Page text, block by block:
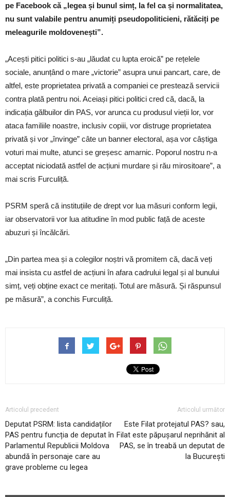
pe Facebook că „legea și bunul simț, la fel ca și normalitatea,
nu sunt valabile pentru anumiți pseudopoliticieni, rătăciți pe
meleagurile moldovenești”.
„Acești pitici politici s-au „lăudat cu lupta eroică” pe rețelele
sociale, anunțând o mare „victorie” asupra unui pancart, care, de
altfel, este proprietatea privată a companiei ce prestează servicii
contra plată pentru noi. Aceiași pitici politici cred că, dacă, la
indicația gălbuilor din PAS, vor arunca cu produsul vieții lor, vor
ataca familiile noastre, inclusiv copiii, vor distruge proprietatea
privată și vor „învinge” câte un banner electoral, așa vor câștiga
voturi mai multe, atunci se greșesc amarnic. Poporul nostru n-a
acceptat niciodată astfel de acțiuni murdare și rău mirositoare”, a
mai scris Furculiță.
PSRM speră că instituțiile de drept vor lua măsuri conform legii,
iar observatorii vor lua atitudine în mod public față de aceste
abuzuri și încălcări.
„Din partea mea și a colegilor noștri vă promitem că, dacă veți
mai insista cu astfel de acțiuni în afara cadrului legal și al bunului
simț, veți obține exact ce meritați. Totul are măsură. Și răspunsul
pe măsură”, a conchis Furculiță.
Articolul precedent
Deputat PSRM: lista candidaților
PAS pentru funcția de deputat în
Parlamentul Republicii Moldova
abundă în personaje care au
grave probleme cu legea
Articolul următor
Este Filat protejatul PAS? sau,
Filat este păpuşarul neprihănit al
PAS, se în treabă un deputat de
la București